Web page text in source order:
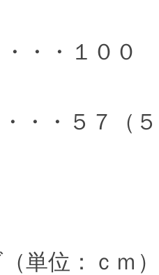
・・・１
・・５７（
単位：ｃｍ）